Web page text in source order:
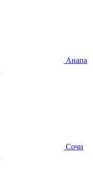
Анапа
Сочи